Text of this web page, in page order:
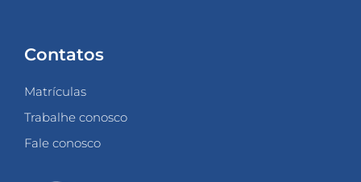
Contatos
Matrículas
Trabalhe conosco
Fale conosco